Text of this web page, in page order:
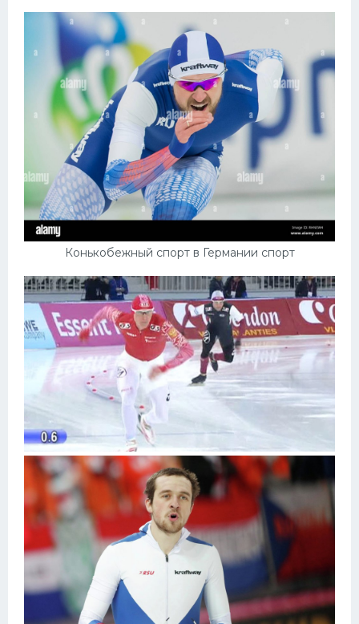
Конькобежный спорт в Германии спорт